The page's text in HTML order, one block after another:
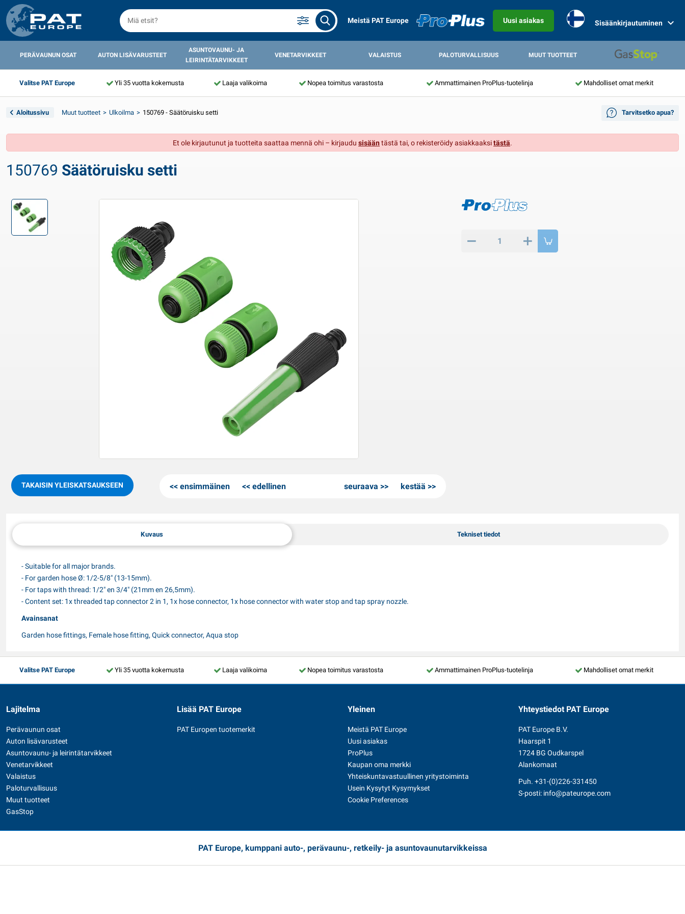
Meistä PAT Europe Uusi asiakas Sisäänkirjautuminen
PERÄVAUNUN OSAT AUTON LISÄVARUSTEET
ASUNTOVAUNU- JA
LEIRINTÄTARVIKKEET
VENETARVIKKEET VALAISTUS PALOTURVALLISUUS MUUT TUOTTEET
Valitse PAT Europe Yli 35 vuotta kokemusta Laaja valikoima Nopea toimitus varastosta Ammattimainen ProPlus-tuotelinja Mahdolliset omat merkit
Aloitussivu Muut tuotteet Ulkoilma 150769 - Säätöruisku setti Tarvitsetko apua?
Et ole kirjautunut ja tuotteita saattaa mennä ohi – kirjaudu sisään tästä tai, o rekisteröidy asiakkaaksitästä.
150769 Säätöruisku setti
TAKAISIN YLEISKATSAUKSEEN ensimmäinen edellinen seuraava kestää
Kuvaus Tekniset tiedot
- Suitable for all major brands.
- For garden hose Ø: 1/2-5/8" (13-15mm).
- For taps with thread: 1/2" en 3/4" (21mm en 26,5mm).
- Content set: 1x threaded tap connector 2 in 1, 1x hose connector, 1x hose connector with water stop and tap spray nozzle.
Avainsanat
Garden hose fittings, Female hose fitting, Quick connector, Aqua stop
Valitse PAT Europe Yli 35 vuotta kokemusta Laaja valikoima Nopea toimitus varastosta Ammattimainen ProPlus-tuotelinja Mahdolliset omat merkit
Lajitelma
Perävaunun osat
Auton lisävarusteet
Asuntovaunu- ja leirintätarvikkeet
Venetarvikkeet
Valaistus
Paloturvallisuus
Muut tuotteet
GasStop
Lisää PAT Europe
PAT Europen tuotemerkit
Yleinen
Meistä PAT Europe
Uusi asiakas
ProPlus
Kaupan oma merkki
Yhteiskuntavastuullinen yritystoiminta
Usein Kysytyt Kysymykset
Cookie Preferences
YhteystiedotPAT Europe
PAT Europe B.V.
Haarspit 1
1724 BG Oudkarspel
Alankomaat
Puh. +31-(0)226-331450
S-posti: info@pateurope.com
PAT Europe, kumppani auto-, perävaunu-, retkeily- ja asuntovaunutarvikkeissa